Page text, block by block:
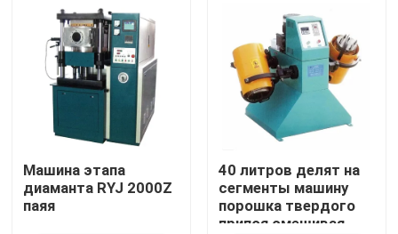
видео
О США
Путешествие фабрики
Проверка качества
Машина этапа
диаманта RYJ 2000Z
паяя
40 литров делят на
сегменты машину
порошка твердого
припоя смешивая